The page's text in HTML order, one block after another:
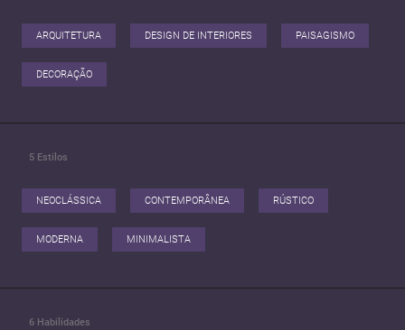
ARQUITETURA DESIGN DE INTERIORES PAISAGISMO
DECORAÇÃO
5 Estilos
NEOCLÁSSICA CONTEMPORÂNEA RÚSTICO
MODERNA MINIMALISTA
6 Habilidades